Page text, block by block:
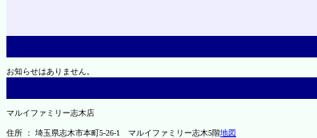
お知らせはありません。
マルイファミリー志木店
住所 ： 埼玉県志木市本町5-26-1 マルイファミリー志木5階地図